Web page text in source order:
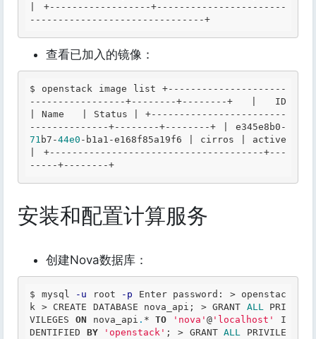
+------------------+-----------------------
-------------------------------+
查看已加入的镜像：
$ openstack image list +---------------------
-----------------+--------+--------+ | ID
Name Status | +------------------------
--------------+--------+--------+ | e345e8b0-
71 b7-44e0 -b1a1-e168f85a19f6
| cirros | active
+--------------------------------------+---
-----+--------+
安装和配置计算服务
创建Nova数据库：
$ mysql -u root -p Enter password: > openstac
k > CREATE DATABASE nova_api; > GRANT ALL PRI
VILEGES ON nova_api . * TO 'nova'@ 'localhost'
I
DENTIFIED BY 'openstack' ; > GRANT ALL PRIVILE